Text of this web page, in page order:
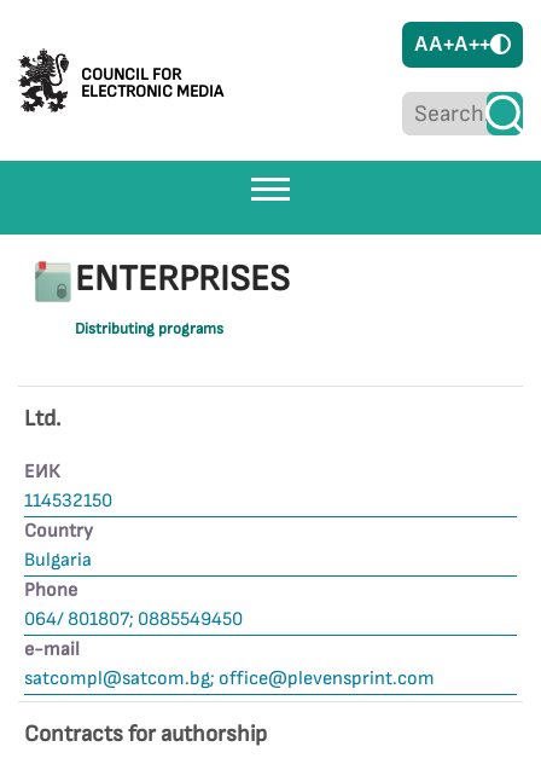
COUNCIL FOR
ELECTRONIC MEDIA
AA+A++
ENTERPRISES
Distributing programs
Ltd.
ЕИК
114532150
Country
Bulgaria
Phone
064/ 801807; 0885549450
е-mail
satcompl@satcom.bg; office@plevensprint.com
Contracts for authorship